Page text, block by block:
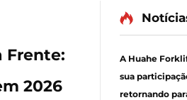
Frente:
2026
A Huahe
sua
retornando